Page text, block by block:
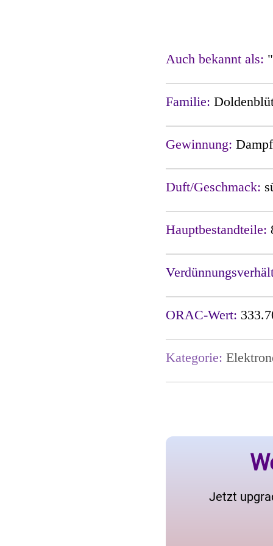
Auch bekannt als:
Familie:
Gewinnung:
Duft/Geschmack:
Hauptbestandteile:
ORAC-Wert:
Kategorie:
Jetzt